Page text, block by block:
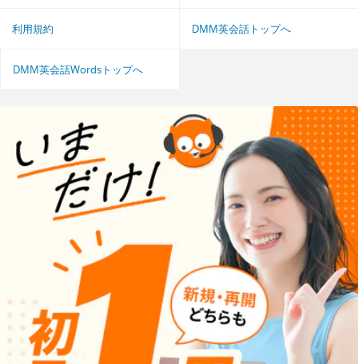
利用規約 DMM英会話トップへ
DMM英会話Wordsトップへ